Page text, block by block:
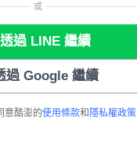
或
透過 LINE 繼續
過 Google 繼續
意酷澎的使用條款和 隱私權政策